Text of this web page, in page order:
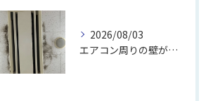
2026/08/03
エアコン周りの壁が結露しやすい理由